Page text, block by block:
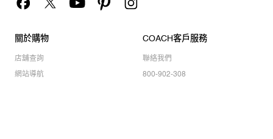
關於購物
店舖查詢
網站導航
COACH客戶服務
聯絡我們
800-902-308